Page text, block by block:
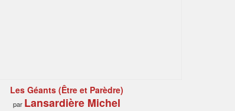
Les Géants (Être et Parèdre)
par Lansardière Michel